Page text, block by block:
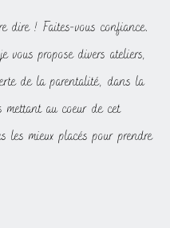
dire ! Faites-vous confiance.
vous propose divers ateliers,
de la parentalité, dans la
au coeur de cet
les mieux placés pour prendre